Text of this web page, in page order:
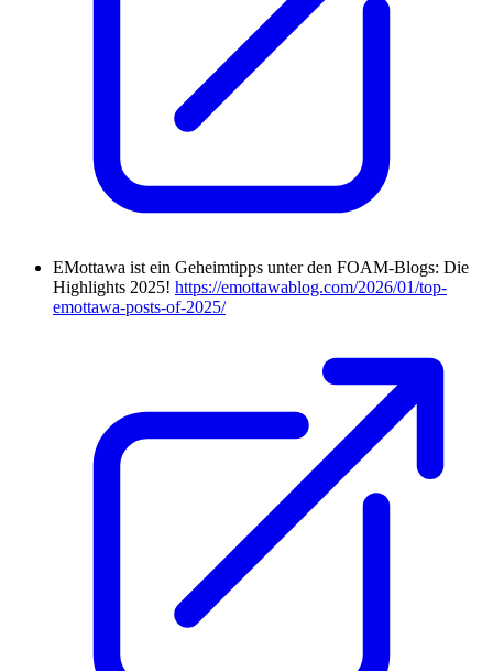
EMottawa ist ein Geheimtipps unter den FOAM-Blogs: Die
Highlights 2025! https://emottawablog.com/2026/01/top-
emottawa-posts-of-2025/